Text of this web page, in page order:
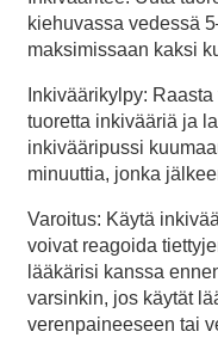
kiehuvassa vedessä
maksimissaan kaksi
Inkiväärikylpy:
tuoretta inkivääriä ja
inkivääripussi
minuuttia, jonka
Varoitus: Käytä
voivat reagoida
lääkärisi kanssa
varsinkin, jos käytät
verenpaineeseen tai